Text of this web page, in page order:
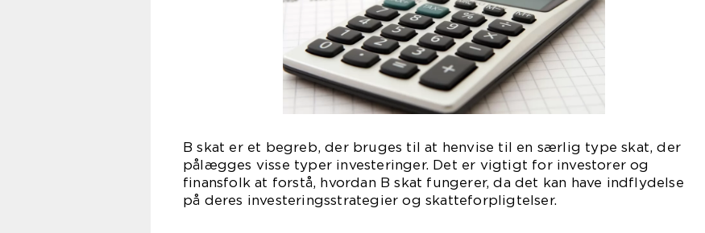
B skat er et begreb, der bruges til at henvise til en særlig type skat, der
pålægges visse typer investeringer. Det er vigtigt for investorer og
finansfolk at forstå, hvordan B skat fungerer, da det kan have indflydelse
på deres investeringsstrategier og skatteforpligtelser.